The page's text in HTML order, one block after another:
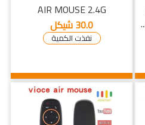
AIR MOUSE 2.4G
30.0 شيكل
نفذت الكمية